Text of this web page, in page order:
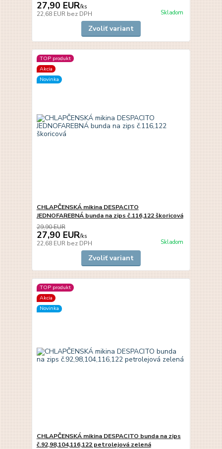
27,90 EUR/ks
22,68 EUR bez DPH Skladom
Zvoliť variant
TOP produkt
Akcia
Novinka
CHLAPČENSKÁ mikina DESPACITO
JEDNOFAREBNÁ bunda na zips č.116,122 škoricová
29,90 EUR
27,90 EUR/ks
22,68 EUR bez DPH Skladom
Zvoliť variant
TOP produkt
Akcia
Novinka
CHLAPČENSKÁ mikina DESPACITO bunda na zips
č.92,98,104,116,122 petrolejová zelená